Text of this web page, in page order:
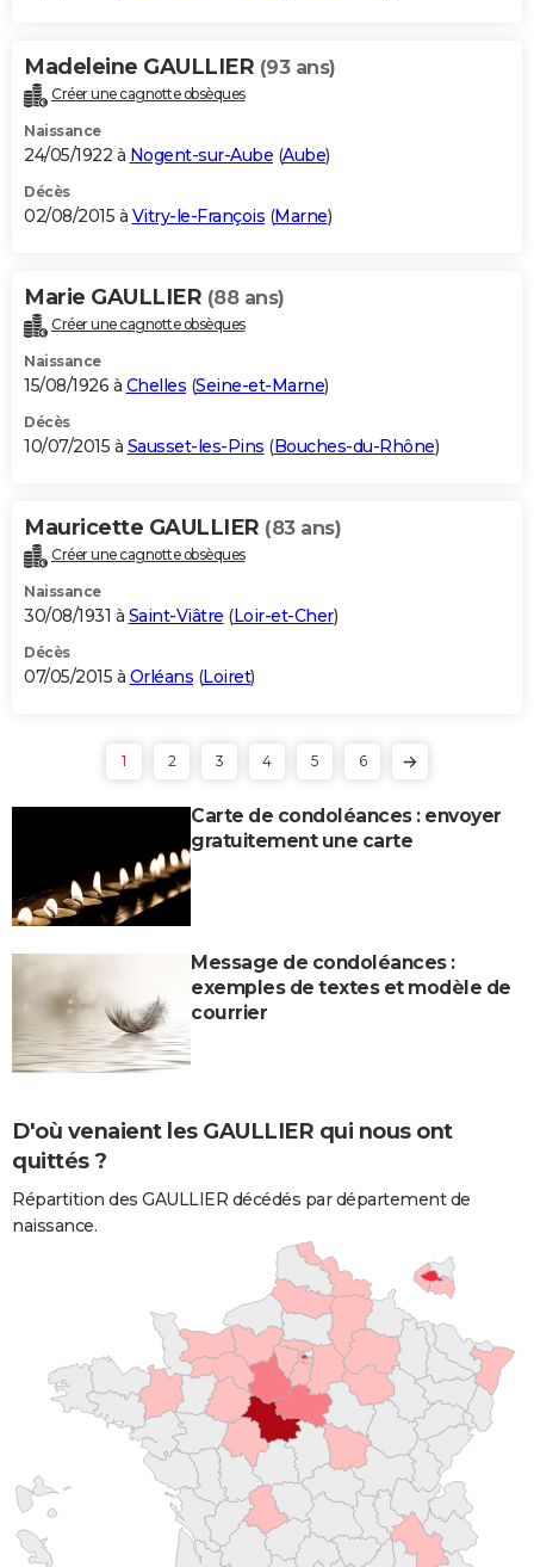
Madeleine GAULLIER (93 ans)
Créer une cagnotte obsèques
Naissance
24/05/1922 à Nogent-sur-Aube (Aube)
Décès
02/08/2015 à Vitry-le-François (Marne)
Marie GAULLIER (88 ans)
Créer une cagnotte obsèques
Naissance
15/08/1926 à Chelles (Seine-et-Marne)
Décès
10/07/2015 à Sausset-les-Pins (Bouches-du-Rhône)
Mauricette GAULLIER (83 ans)
Créer une cagnotte obsèques
Naissance
30/08/1931 à Saint-Viâtre (Loir-et-Cher)
Décès
07/05/2015 à Orléans (Loiret)
1 2 3 4 5 6
Carte de condoléances : envoyer
gratuitement une carte
Message de condoléances :
exemples de textes et modèle de
courrier
D'où venaient les GAULLIER qui nous ont
quittés ?
Répartition des GAULLIER décédés par département de
naissance.